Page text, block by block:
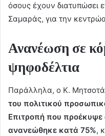
όσους έχουν διατυπώσει
Σαμαράς, για την
Ανανέωση σε
ψηφοδέλτια
Παράλληλα, ο Κ.
του πολιτικού
Επιτροπή που προέκυψε
ανανεώθηκε κατά 75%,